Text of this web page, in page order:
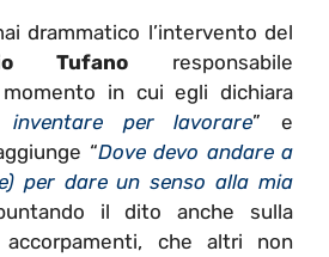
drammatico l’intervento del
Tufano responsabile
in cui egli dichiara
per lavorare” e
“Dove devo andare a
per dare un senso alla mia
il dito anche sulla
accorpamenti, che altri non